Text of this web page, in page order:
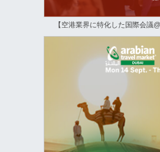
【空港業界に特化した国際会議